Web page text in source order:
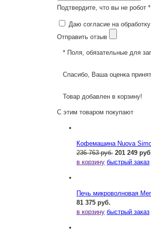
Подтвердите, что вы не робот *
Даю согласие на
Отправить отзыв
* Поля, обязательные для
Спасибо, Ваша оценка
Товар добавлен в корзину!
С этим товаром покупают
Кофемашина Nuova
236 763 руб. 201 249
в корзину быстрый заказ
Печь микроволновая
81 375 руб.
в корзину быстрый заказ